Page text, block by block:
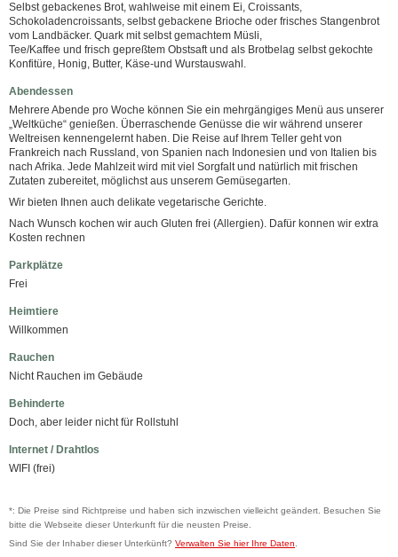
Selbst gebackenes Brot, wahlweise mit einem Ei, Croissants,
Schokoladencroissants, selbst gebackene Brioche oder frisches Stangenbrot
vom Landbäcker. Quark mit selbst gemachtem Müsli,
Tee/Kaffee und frisch gepreßtem Obstsaft und als Brotbelag selbst gekochte
Konfitüre, Honig, Butter, Käse-und Wurstauswahl.
Abendessen
Mehrere Abende pro Woche können Sie ein mehrgängiges Menü aus unserer
„Weltküche“ genießen. Überraschende Genüsse die wir während unserer
Weltreisen kennengelernt haben. Die Reise auf Ihrem Teller geht von
Frankreich nach Russland, von Spanien nach Indonesien und von Italien bis
nach Afrika. Jede Mahlzeit wird mit viel Sorgfalt und natürlich mit frischen
Zutaten zubereitet, möglichst aus unserem Gemüsegarten.
Wir bieten Ihnen auch delikate vegetarische Gerichte.
Nach Wunsch kochen wir auch Gluten frei (Allergien). Dafür konnen wir extra
Kosten rechnen
Parkplätze
Frei
Heimtiere
Willkommen
Rauchen
Nicht Rauchen im Gebäude
Behinderte
Doch, aber leider nicht für Rollstuhl
Internet / Drahtlos
WIFI (frei)
*: Die Preise sind Richtpreise und haben sich inzwischen vielleicht geändert. Besuchen Sie
bitte die Webseite dieser Unterkunft für die neusten Preise.
Sind Sie der Inhaber dieser Unterkünft? Verwalten Sie hier Ihre Daten